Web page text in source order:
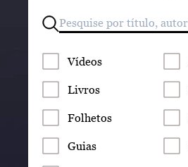
Vídeos
Livros
Folhetos
Guias